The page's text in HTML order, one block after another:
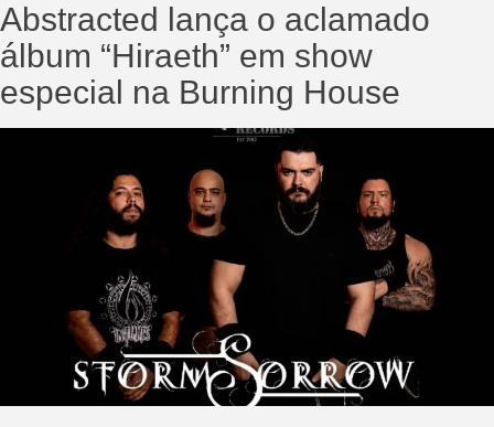
Abstracted lança o aclamado
álbum “Hiraeth” em show
especial na Burning House